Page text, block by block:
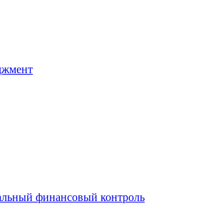
финансовый контроль